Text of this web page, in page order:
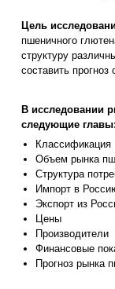
Цель
пшеничного
структуру
составить
В исследовании
следующие главы:
Классификация
Объем рынка
Структура
Импорт в
Экспорт из
Цены
Производители
Финансовые
Прогноз рынка